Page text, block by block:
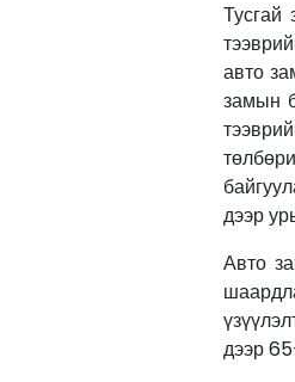
Тусгай
авто
замын
дээр
Авто
дээр